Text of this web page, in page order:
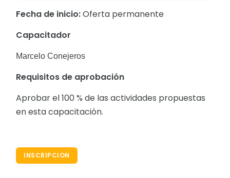
Fecha de inicio:Oferta permanente
Capacitador
Marcelo Conejeros
Requisitos de aprobación
Aprobar el 100 % de las actividades propuestas
en esta capacitación.
INSCRIPCION